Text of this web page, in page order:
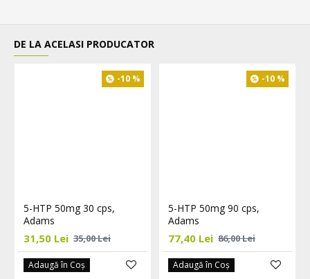
DE LA ACELASI PRODUCATOR
-10 %
5-HTP 50mg 30 cps,
Adams
31,50 Lei 35,00 Lei
Adaugă în Coş
-10 %
5-HTP 50mg 90 cps,
Adams
77,40 Lei 86,00 Lei
Adaugă în Coş